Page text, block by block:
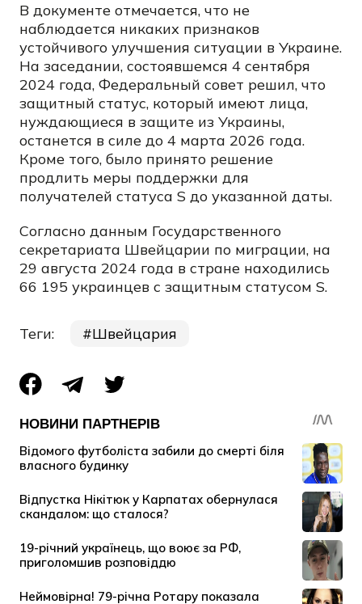
В документе отмечается, что не
наблюдается никаких признаков
устойчивого улучшения ситуации в Украине.
На заседании, состоявшемся 4 сентября
2024 года, Федеральный совет решил, что
защитный статус, который имеют лица,
нуждающиеся в защите из Украины,
останется в силе до 4 марта 2026 года.
Кроме того, было принято решение
продлить меры поддержки для
получателей статуса S до указанной даты.
Согласно данным Государственного
секретариата Швейцарии по миграции, на
29 августа 2024 года в стране находились
66 195 украинцев с защитным статусом S.
Теги: Швейцария